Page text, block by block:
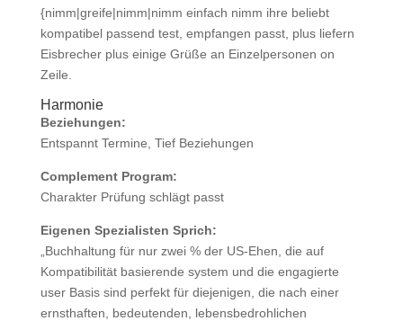
{nimm|greife|nimm|nimm einfach nimm ihre beliebt
kompatibel passend test, empfangen passt, plus liefern
Eisbrecher plus einige Grüße an Einzelpersonen on
Zeile.
Harmonie
Beziehungen:
Entspannt Termine, Tief Beziehungen
Complement Program:
Charakter Prüfung schlägt passt
Eigenen Spezialisten Sprich:
„Buchhaltung für nur zwei % der US-Ehen, die auf
Kompatibilität basierende system und die engagierte
user Basis sind perfekt für diejenigen, die nach einer
ernsthaften, bedeutenden, lebensbedrohlichen